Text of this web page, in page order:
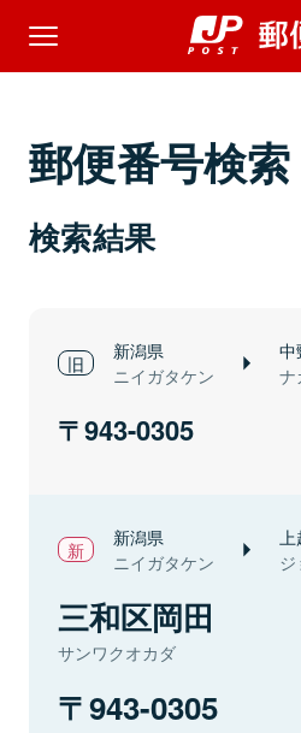
郵便番号検索
検索結果
新潟県
ニイガタケン
中
ナ
943-0305
新潟県
ニイガタケン
三和区岡田
サンワクオカダ
943-0305